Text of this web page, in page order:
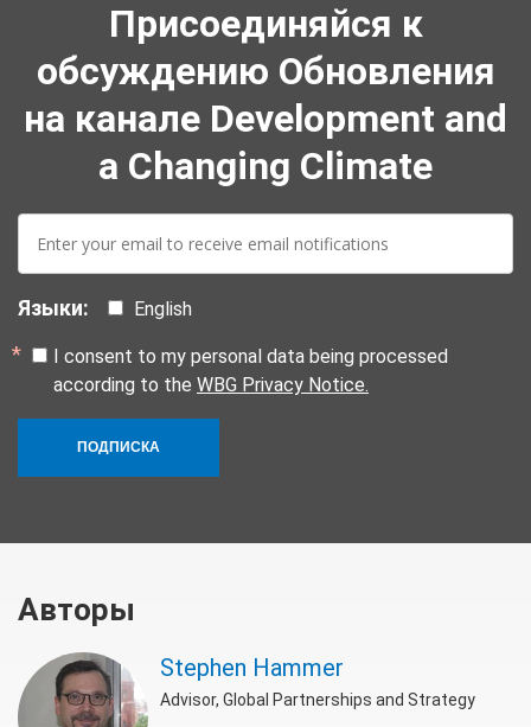
Присоединяйся к
обсуждению Обновления
на канале Development and
a Changing Climate
mail:
Языки: English
I consent to my personal data being processed
according to the WBG Privacy Notice.
ПОДПИСКА
Авторы
Stephen Hammer
Advisor, Global Partnerships and Strategy